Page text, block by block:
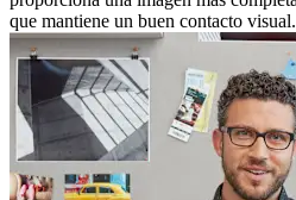
que mantiene un buen contacto visual.